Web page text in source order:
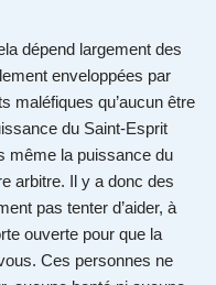
dépend largement des
enveloppées par
maléfiques qu’aucun être
du Saint-Esprit
même la puissance du
arbitre. Il y a donc des
pas tenter d’aider, à
ouverte pour que la
Ces personnes ne